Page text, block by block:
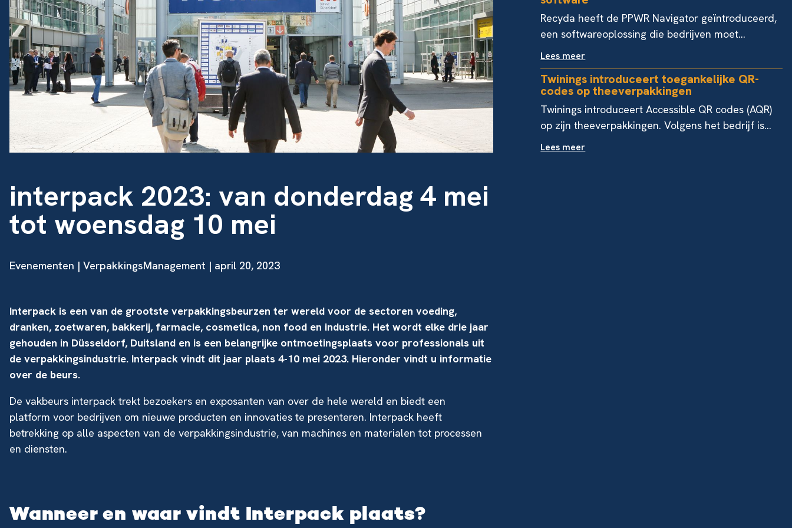
interpack 2023: van donderdag 4 mei
tot woensdag 10 mei
Evenementen | VerpakkingsManagement | april 20, 2023
Interpack is een van de grootste verpakkingsbeurzen ter wereld voor de sectoren voeding,
dranken, zoetwaren, bakkerij, farmacie, cosmetica, non food en industrie. Het wordt elke drie jaar
gehouden in Düsseldorf, Duitsland en is een belangrijke ontmoetingsplaats voor professionals uit
de verpakkingsindustrie. Interpack vindt dit jaar plaats 4-10 mei 2023. Hieronder vindt u informatie
over de beurs.
De vakbeurs interpack trekt bezoekers en exposanten van over de hele wereld en biedt een
platform voor bedrijven om nieuwe producten en innovaties te presenteren. Interpack heeft
betrekking op alle aspecten van de verpakkingsindustrie, van machines en materialen tot processen
en diensten.
Wanneer en waar vindt Interpack plaats?
Recyda heeft de PPWR Navigator geïntroduceerd,
een softwareoplossing die bedrijven moet...
Lees meer
Twinings introduceert toegankelijke QR-
codes op theeverpakkingen
Twinings introduceert Accessible QR codes (AQR)
op zijn theeverpakkingen. Volgens het bedrijf is...
Lees meer